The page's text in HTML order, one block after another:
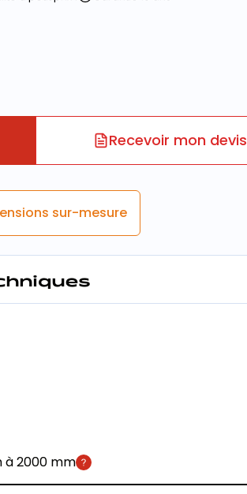
Recevoir mon devis
sur-mesure
à 2000 mm